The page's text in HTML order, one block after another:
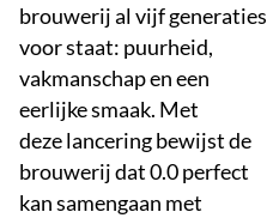
brouwerij al vijf generaties
voor staat: puurheid,
vakmanschap en een
eerlijke smaak. Met
deze lancering bewijst de
brouwerij dat 0.0 perfect
kan samengaan met